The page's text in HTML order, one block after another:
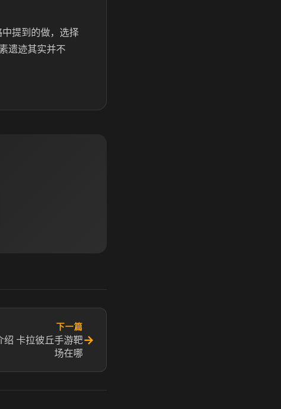
提到的做，选择
遗迹其实并不
下一篇
绍 卡拉彼丘手游靶
场在哪
→